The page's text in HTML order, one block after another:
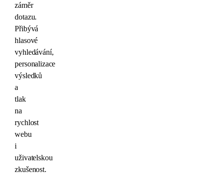
záměr
dotazu.
Přibývá
hlasové
vyhledávání,
personalizace
výsledků
a
tlak
na
rychlost
webu
i
uživatelskou
zkušenost.